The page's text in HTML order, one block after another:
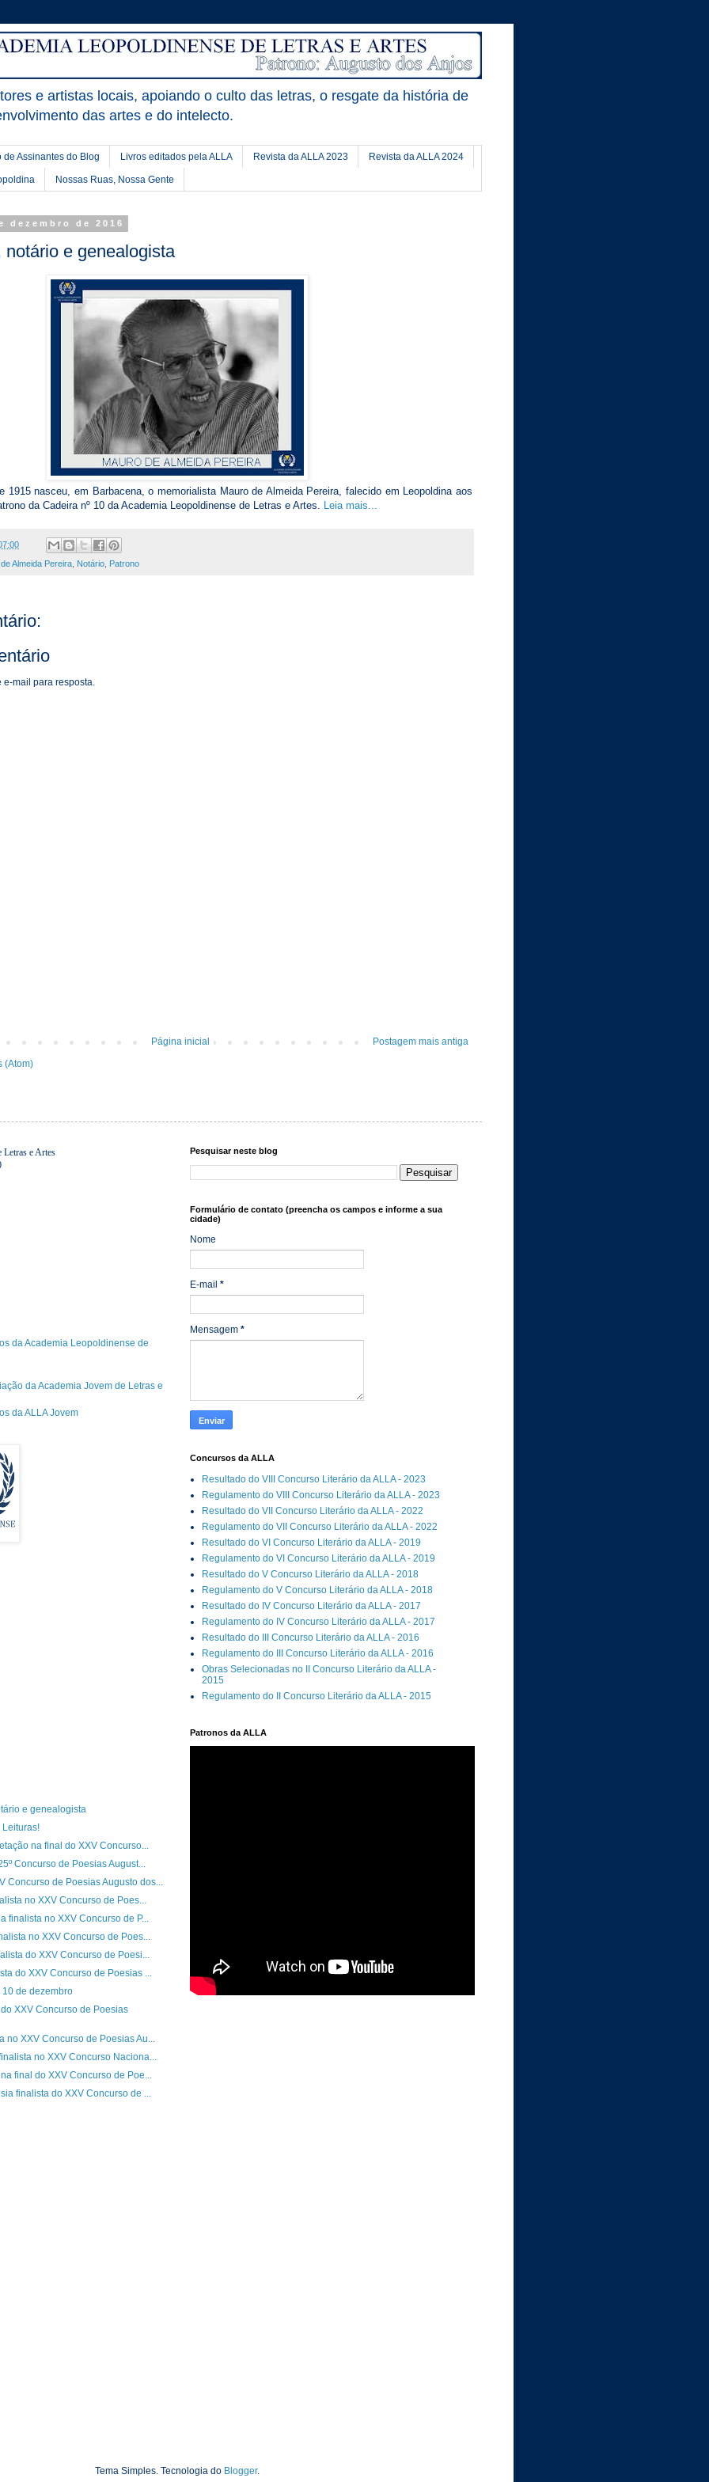
e artistas locais, apoiando o culto das letras, o resgate da história de
das artes e do intelecto.
de Assinantes do Blog Livros editados pela ALLA Revista da ALLA 2023 Revista da ALLA 2024
Nossas Ruas, Nossa Gente
de 2016
notário e genealogista
1915 nasceu, em Barbacena, o memorialista Mauro de Almeida Pereira, falecido em Leopoldina aos
da Cadeira nº 10 da Academia Leopoldinense de Letras e Artes. Leia mais...
Almeida Pereira Notário Patrono
e-mail para resposta.
Postagem mais antiga
Página inicial
(Atom)
Letras e Artes
da Academia Leopoldinense de
da Academia Jovem de Letras e
da ALLA Jovem
e genealogista
Leituras!
na final do XXV Concurso...
Concurso de Poesias August...
Concurso de Poesias Augusto dos...
no XXV Concurso de Poes...
finalista no XXV Concurso de P...
no XXV Concurso de Poes...
do XXV Concurso de Poesi...
do XXV Concurso de Poesias ...
de dezembro
XXV Concurso de Poesias
no XXV Concurso de Poesias Au...
no XXV Concurso Naciona...
final do XXV Concurso de Poe...
finalista do XXV Concurso de ...
Pesquisar neste blog
Formulário de contato (preencha os campos e informe a sua
cidade)
Nome
E-mail *
Mensagem *
Concursos da ALLA
Resultado do VIII Concurso Literário da ALLA - 2023
Regulamento do VIII Concurso Literário da ALLA - 2023
Resultado do VII Concurso Literário da ALLA - 2022
Regulamento do VII Concurso Literário da ALLA - 2022
Resultado do VI Concurso Literário da ALLA - 2019
Regulamento do VI Concurso Literário da ALLA - 2019
Resultado do V Concurso Literário da ALLA - 2018
Regulamento do V Concurso Literário da ALLA - 2018
Resultado do IV Concurso Literário da ALLA - 2017
Regulamento do IV Concurso Literário da ALLA - 2017
Resultado do III Concurso Literário da ALLA - 2016
Regulamento do III Concurso Literário da ALLA - 2016
Obras Selecionadas no II Concurso Literário da ALLA -
2015
Regulamento do II Concurso Literário da ALLA - 2015
Patronos da ALLA
Tema Simples. Tecnologia do Blogger.